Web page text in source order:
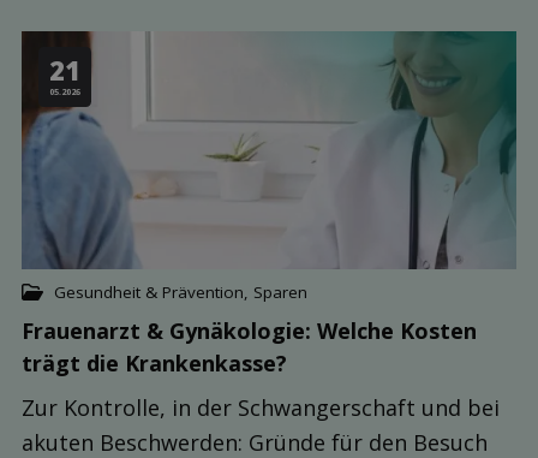
21
05.2026
Gesundheit & Prävention Sparen
Frauenarzt & Gynäkologie: Welche Kosten
trägt die Kranken­kasse?
Zur Kontrolle, in der Schwangerschaft und bei
akuten Beschwerden: Gründe für den Besuch